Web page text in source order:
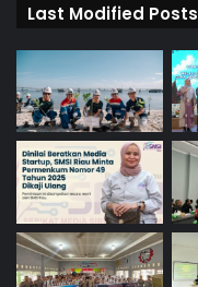
Last Modified Posts